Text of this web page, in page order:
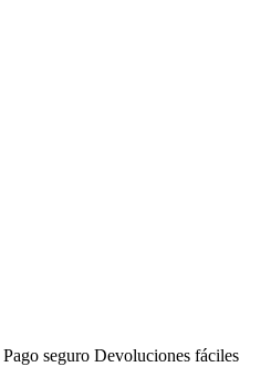
Pago seguro Devoluciones fáciles